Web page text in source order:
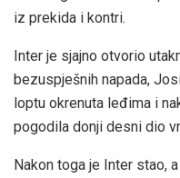
iz prekida i kontri.
Inter je sjajno otvorio
bezuspješnih napada,
loptu okrenuta leđima i
pogodila donji desni dio
Nakon toga je Inter stao,